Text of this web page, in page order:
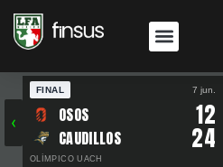
‹
FINAL 7 jun.
OSOS 12
CAUDILLOS 24
OLÍMPICO UACH